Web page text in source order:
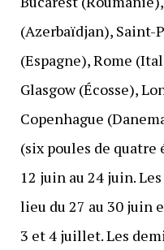
(Azerbaïdjan), Saint-
(Espagne), Rome
Glasgow (Écosse),
Copenhague
(six poules de quatre
12 juin au 24 juin.
lieu du 27 au 30 juin
3 et 4 juillet. Les